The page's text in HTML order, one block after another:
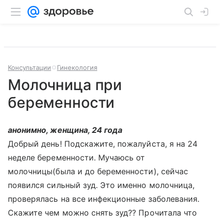
Консультации Гинекология
Молочница при
беременности
анонимно, женщина, 24 года
Добрый день! Подскажите, пожалуйста, я на 24
неделе беременности. Мучаюсь от
молочницы(была и до беременности), сейчас
появился сильный зуд. Это именно молочница,
проверялась на все инфекционные заболевания.
Скажите чем можно снять зуд?? Прочитала что